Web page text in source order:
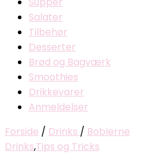
Salater
Tilbehør
Desserter
Brød og Bagværk
Smoothies
Drikkevarer
Anmeldelser
Forside / Drinks / Boblerne
Drinks,Tips og Tricks